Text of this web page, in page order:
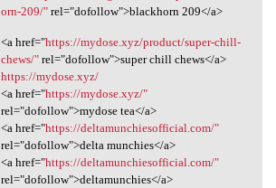
orn-209/"rel="dofollow">blackhorn 209</a>
<a href="https://mydose.xyz/product/super-chill-
chews/"rel="dofollow">super chill chews</a>
https://mydose.xyz/
<a href="https://mydose.xyz/"
rel="dofollow">mydose tea</a>
<a href="https://deltamunchiesofficial.com/"
rel="dofollow">delta munchies</a>
<a href="https://deltamunchiesofficial.com/"
rel="dofollow">deltamunchies</a>